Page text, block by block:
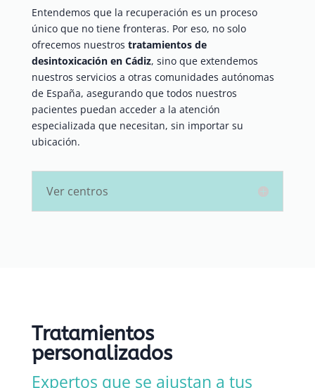
Entendemos que la recuperación es un proceso
único que no tiene fronteras. Por eso, no solo
ofrecemos nuestros tratamientos de
desintoxicación en Cádiz, sino que extendemos
nuestros servicios a otras comunidades autónomas
de España, asegurando que todos nuestros
pacientes puedan acceder a la atención
especializada que necesitan, sin importar su
ubicación.
Ver centros
Tratamientos
personalizados
Expertos que se ajustan a tus